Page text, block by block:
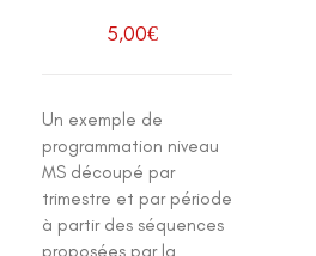
5,00€
Un exemple de
programmation niveau
MS découpé par
trimestre et par période
à partir des séquences
proposées par la